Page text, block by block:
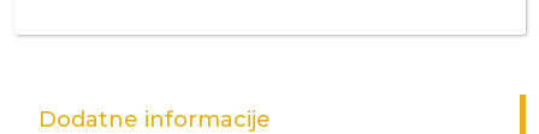
Dodatne informacije